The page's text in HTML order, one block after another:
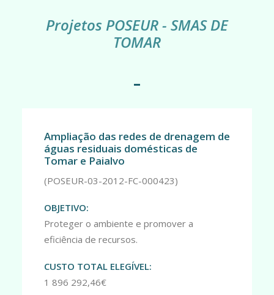
Projetos POSEUR - SMAS DE
TOMAR
Ampliação das redes de drenagem de
águas residuais domésticas de
Tomar e Paialvo
(POSEUR-03-2012-FC-000423)
OBJETIVO:
Proteger o ambiente e promover a
eficiência de recursos.
CUSTO TOTAL ELEGÍVEL:
1 896 292,46€